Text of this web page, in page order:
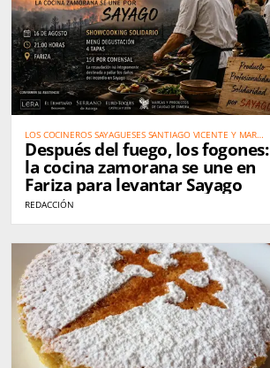
LOS COCINEROS SAYAGUESES SANTIAGO VICENTE Y MAR
MARCOS IMPULSAN UNA GRAN CITA SOLIDARIA EL 16 DE
AGOSTO
Después del fuego, los fogones:
la cocina zamorana se une en
Fariza para levantar Sayago
REDACCIÓN